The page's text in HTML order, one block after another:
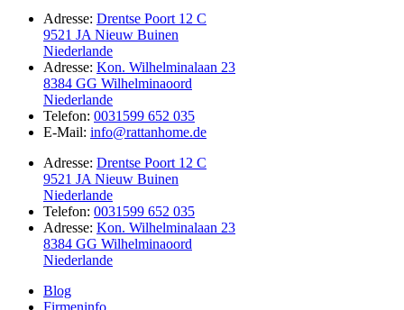
Adresse: Drentse Poort 12 C
9521 JA Nieuw Buinen
Niederlande
Adresse: Kon. Wilhelminalaan 23
8384 GG Wilhelminaoord
Niederlande
Telefon: 0031599 652 035
E-Mail: info@rattanhome.de
Adresse: Drentse Poort 12 C
9521 JA Nieuw Buinen
Niederlande
Telefon: 0031599 652 035
Adresse: Kon. Wilhelminalaan 23
8384 GG Wilhelminaoord
Niederlande
Blog